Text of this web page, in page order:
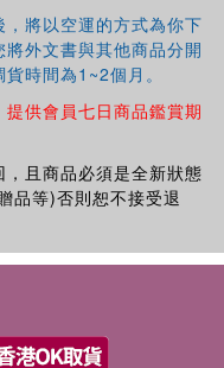
將以空運的方式為你下
外文書與其他商品分開
時間為1~2個月。
提供會員七日商品鑑賞期
且商品必須是全新狀態
品等)否則恕不接受退